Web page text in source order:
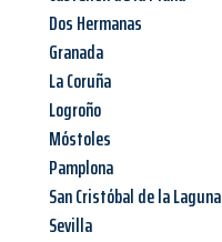
Dos Hermanas
Granada
La Coruña
Logroño
Móstoles
Pamplona
San Cristóbal de la Laguna
Sevilla